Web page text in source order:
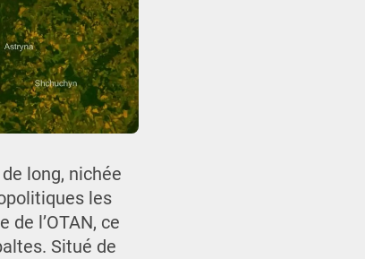
long, nichée
les
l’OTAN, ce
Situé de